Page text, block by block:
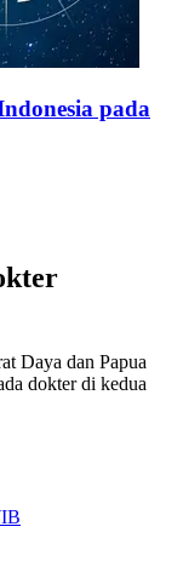
pada
Daya dan Papua
dokter di kedua